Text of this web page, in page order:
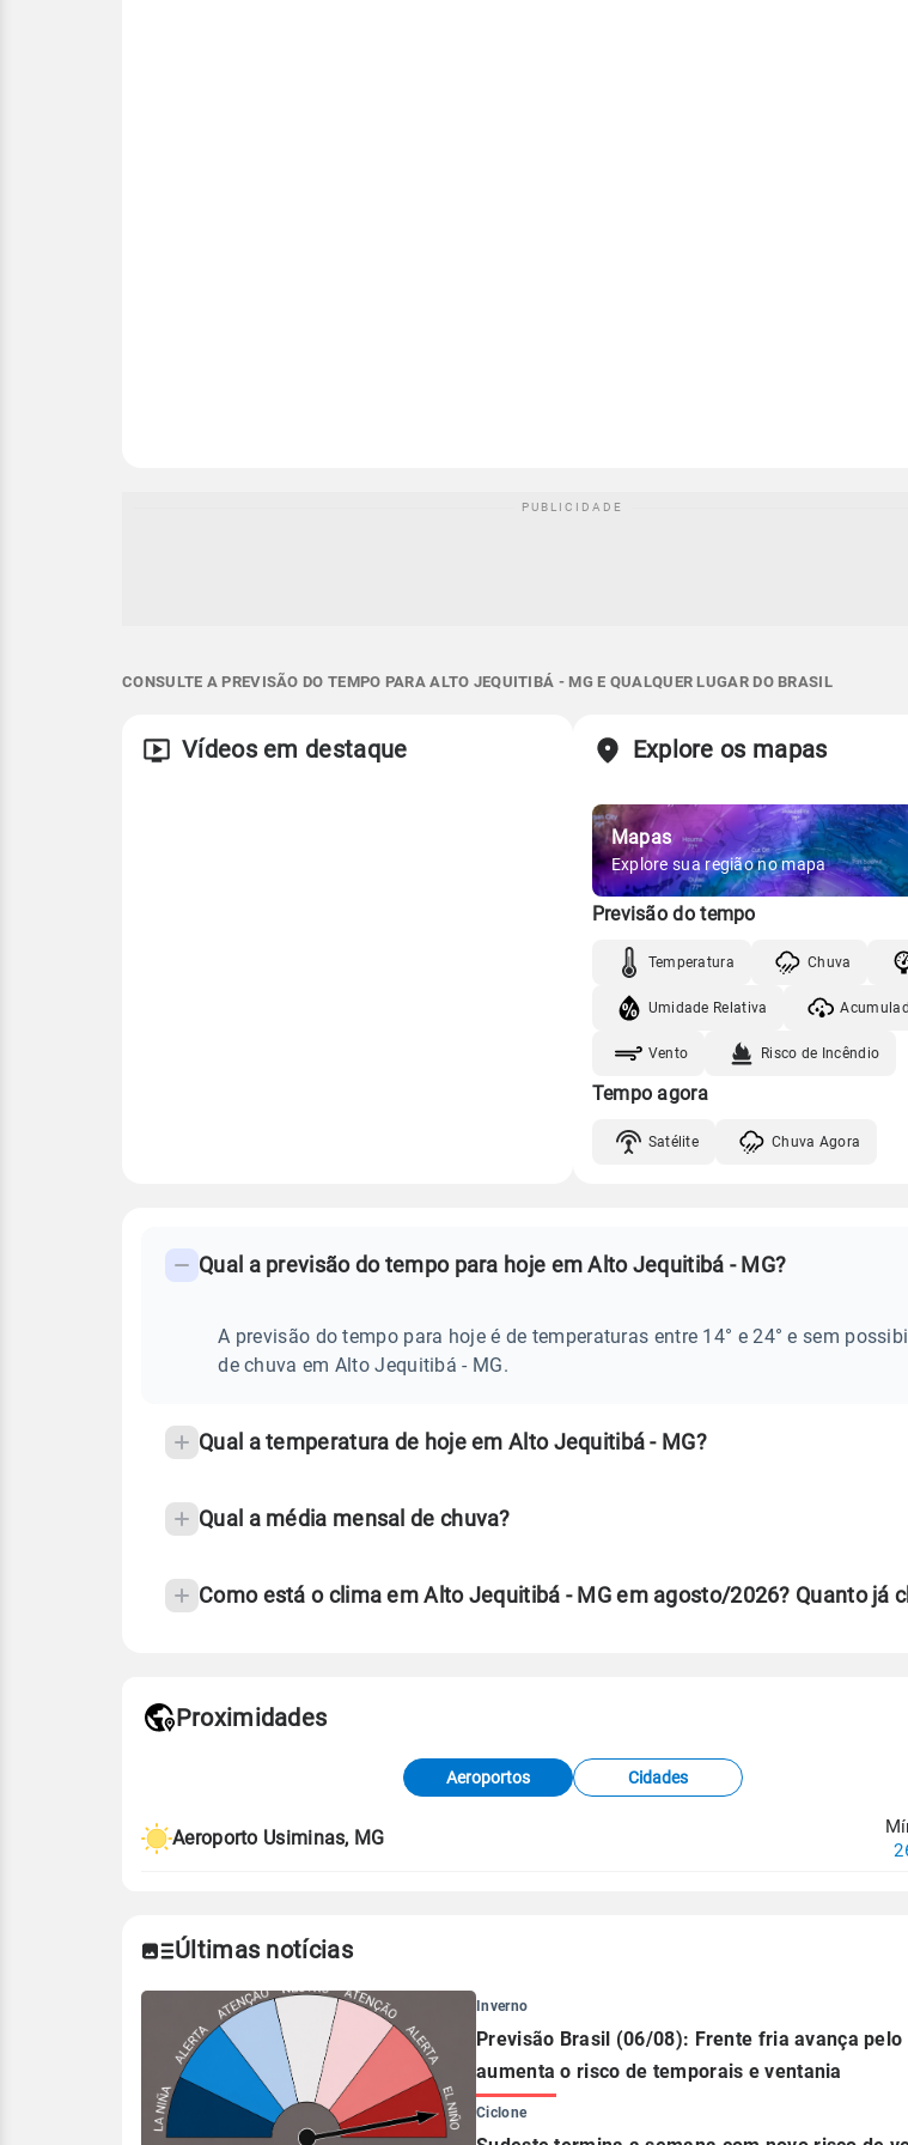
CONSULTE A PREVISÃO DO TEMPO PARA ALTO JEQUITIBÁ - MG E QUALQUER LUGAR DO BRASIL
Vídeos em destaque Explore os mapas
Mapas
Explore sua região no mapa
Previsão do tempo
Temperatura Chuva
Umidade Relativa
Vento Risco de Incêndio
Tempo agora
Satélite Chuva Agora
PREVISÃO
frequentes
temperatura
Qual a previsão do tempo para hoje em Alto Jequitibá - MG?
A previsão do tempo para hoje é de temperaturas entre 14° e 24° e sem
de chuva em Alto Jequitibá - MG.
Qual a temperatura de hoje em Alto Jequitibá - MG?
Qual a média mensal de chuva?
Como está o clima em Alto Jequitibá - MG em agosto/2026? Quanto já
de Tempo e Estudos Climáticos (CPTEC).
Proximidades
Aeroportos Cidades
Aeroporto Usiminas, MG
Últimas notícias
Inverno
Previsão Brasil (06/08): Frente fria avança pelo
aumenta o risco de temporais e ventania
Ciclone